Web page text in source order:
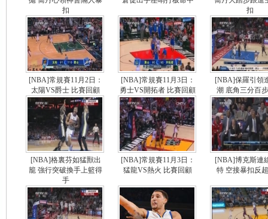
扣
扣
[NBA]常規賽11月2日：
太陽VS爵士 比賽回顧
[NBA]常規賽11月3日：
勇士VS開拓者 比賽回顧
[NBA]保羅引領
潮 底角三分百
[NBA]格裏芬如猛獸出
籠 強行突破換手上籃得
手
[NBA]常規賽11月3日：
猛龍VS熱火 比賽回顧
[NBA]博克斯連
特 空接暴扣反